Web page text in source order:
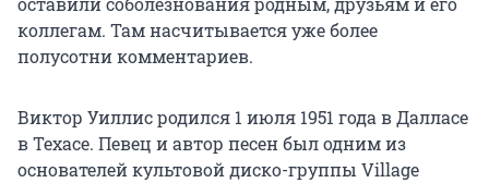
коллегам. Там насчитывается уже более
полусотни комментариев.
Виктор Уиллис родился 1 июля 1951 года в Далласе
в Техасе. Певец и автор песен был одним из
основателей культовой диско-группы Village